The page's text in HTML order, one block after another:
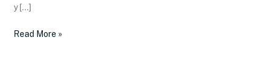
y […]
Read More »